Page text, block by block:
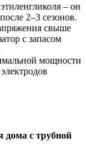
– он
2–3 сезонов.
свыше
с запасом
мощности
дома с трубной